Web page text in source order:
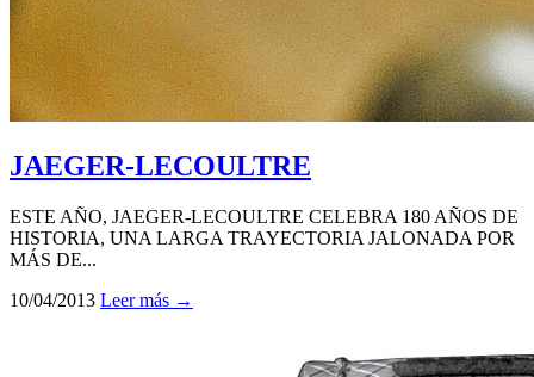
JAEGER-LECOULTRE
ESTE AÑO, JAEGER-LECOULTRE CELEBRA 180 AÑOS DE
HISTORIA, UNA LARGA TRAYECTORIA JALONADA POR
MÁS DE...
10/04/2013 Leer más →